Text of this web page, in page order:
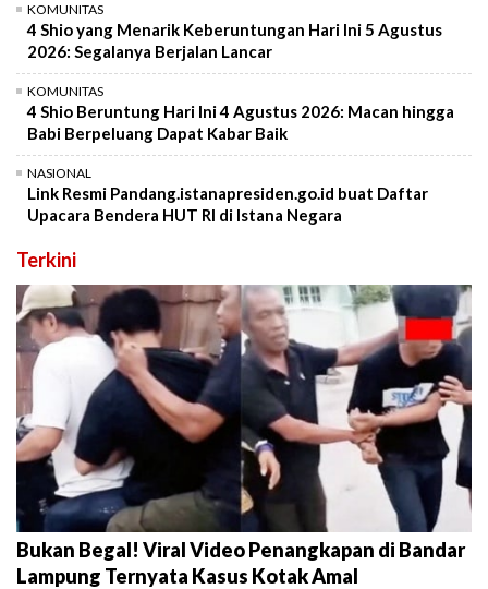
KOMUNITAS
4 Shio yang Menarik Keberuntungan Hari Ini 5 Agustus
2026: Segalanya Berjalan Lancar
KOMUNITAS
4 Shio Beruntung Hari Ini 4 Agustus 2026: Macan hingga
Babi Berpeluang Dapat Kabar Baik
NASIONAL
Link Resmi Pandang.istanapresiden.go.id buat Daftar
Upacara Bendera HUT RI di Istana Negara
Terkini
Bukan Begal! Viral Video Penangkapan di Bandar
Lampung Ternyata Kasus Kotak Amal